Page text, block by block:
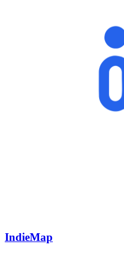
IndieMap